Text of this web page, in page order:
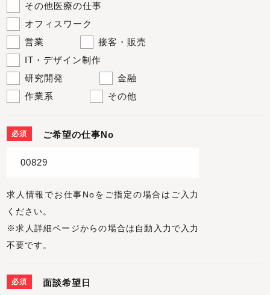
その他医療の仕事
オフィスワーク
営業
接客・販売
IT・デザイン制作
研究開発
金融
作業系
その他
必須 ご希望の仕事No
求人情報でお仕事Noをご指定の場合はご入力
ください。
※求人詳細ページからの場合は自動入力で入力
不要です。
必須 面談希望日